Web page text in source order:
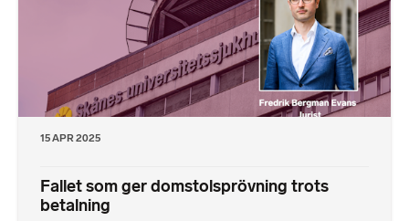
15 APR 2025
Fallet som ger domstolsprövning trots
betalning